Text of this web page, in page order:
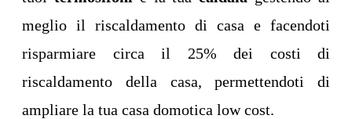
meglio il riscaldamento di casa e facendoti
risparmiare circa il 25% dei costi di
riscaldamento della casa, permettendoti di
ampliare la tua casa domotica low cost.